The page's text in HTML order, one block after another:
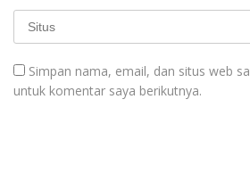
Simpan nama, email, dan situs web
untuk komentar saya berikutnya.